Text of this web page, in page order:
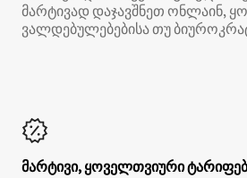
მარტივად დაჯავშნეთ ონლაინ,
ვალდებულებებისა თუ
მარტივი, ყოველთვიური